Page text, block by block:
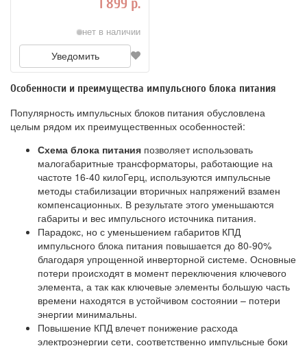
нет в наличии
Уведомить
Особенности и преимущества импульсного блока питания
Популярность импульсных блоков питания обусловлена
целым рядом их преимущественных особенностей:
Схема блока питания позволяет использовать
малогабаритные трансформаторы, работающие на
частоте 16-40 килоГерц, используются импульсные
методы стабилизации вторичных напряжений взамен
компенсационных. В результате этого уменьшаются
габариты и вес импульсного источника питания.
Парадокс, но с уменьшением габаритов КПД
импульсного блока питания повышается до 80-90%
благодаря упрощенной инверторной системе. Основные
потери происходят в момент переключения ключевого
элемента, а так как ключевые элементы большую часть
времени находятся в устойчивом состоянии – потери
энергии минимальны.
Повышение КПД влечет понижение расхода
электроэнергии сети, соответственно импульсные боки